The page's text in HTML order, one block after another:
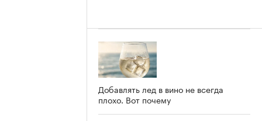
Добавлять лед в вино не всегда
плохо. Вот почему